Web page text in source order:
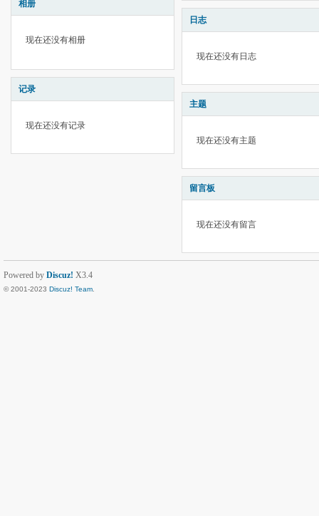
相册
现在还没有相册
记录
现在还没有记录
日志
现在还没有日志
主题
现在还没有主题
留言板
现在还没有留言
Powered by Discuz! X3.4
© 2001-2023 Discuz! Team